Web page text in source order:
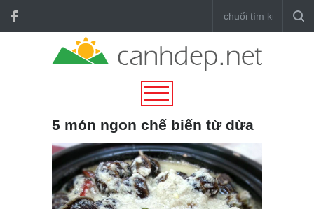
5 món ngon chế biến từ dừa